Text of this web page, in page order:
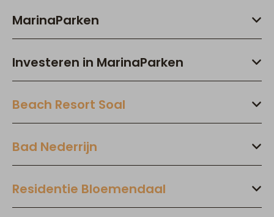
MarinaParken
Investeren in MarinaParken
Beach Resort Soal
Bad Nederrijn
Residentie Bloemendaal